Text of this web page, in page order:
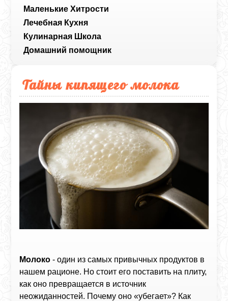
Маленькие Хитрости
Лечебная Кухня
Кулинарная Школа
Домашний помощник
Тайны кипящего молока
Молоко - один из самых привычных продуктов в
нашем рационе. Но стоит его поставить на плиту,
как оно превращается в источник
неожиданностей. Почему оно «убегает»? Как